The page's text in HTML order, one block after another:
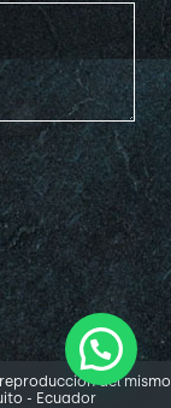
del mismo
- Ecuador